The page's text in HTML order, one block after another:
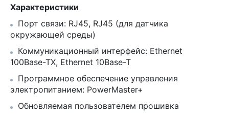
Характеристики
Порт связи: RJ45, RJ45 (для датчика
окружающей среды)
Коммуникационный интерфейс: Ethernet
100Base-TX, Ethernet 10Base-T
Программное обеспечение управления
электропитанием: PowerMaster+
Обновляемая пользователем прошивка